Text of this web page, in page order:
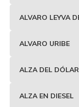
ALVARO LEYVA
ALVARO URIBE
ALZA DEL DÓLAR
ALZA EN DIESEL